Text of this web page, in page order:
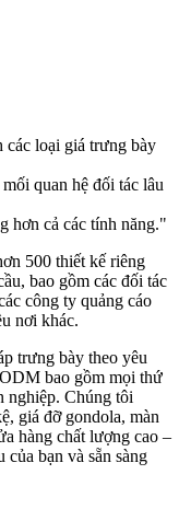
các loại giá trưng bày
quan hệ đối tác lâu
hơn cả các tính năng."
500 thiết kế riêng
bao gồm các đối tác
công ty quảng cáo
nơi khác.
trưng bày theo yêu
bao gồm mọi thứ
nghiệp. Chúng tôi
giá đỡ gondola, màn
hàng chất lượng cao –
bạn và sẵn sàng